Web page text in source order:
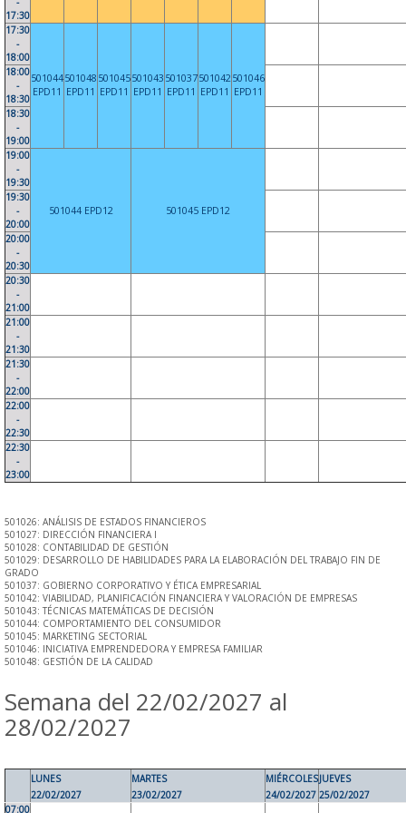
17:30
17:30
-
18:00
501044
EPD11
501048
EPD11
501045
EPD11
501043
EPD11
501037
EPD11
501042
EPD11
501046
EPD11
18:00
-
18:30
18:30
-
19:00
19:00
-
19:30
501044 EPD12 501045 EPD12
19:30
-
20:00
20:00
-
20:30
20:30
-
21:00
21:00
-
21:30
21:30
-
22:00
22:00
-
22:30
22:30
-
23:00
501026: ANÁLISIS DE ESTADOS FINANCIEROS
501027: DIRECCIÓN FINANCIERA I
501028: CONTABILIDAD DE GESTIÓN
501029: DESARROLLO DE HABILIDADES PARA LA ELABORACIÓN DEL TRABAJO FIN DE
GRADO
501037: GOBIERNO CORPORATIVO Y ÉTICA EMPRESARIAL
501042: VIABILIDAD, PLANIFICACIÓN FINANCIERA Y VALORACIÓN DE EMPRESAS
501043: TÉCNICAS MATEMÁTICAS DE DECISIÓN
501044: COMPORTAMIENTO DEL CONSUMIDOR
501045: MARKETING SECTORIAL
501046: INICIATIVA EMPRENDEDORA Y EMPRESA FAMILIAR
501048: GESTIÓN DE LA CALIDAD
Semana del 22/02/2027 al
28/02/2027
LUNES
22/02/2027
MARTES
23/02/2027
MIÉRCOLES
24/02/2027
JUEVES
25/02/2027
07:00